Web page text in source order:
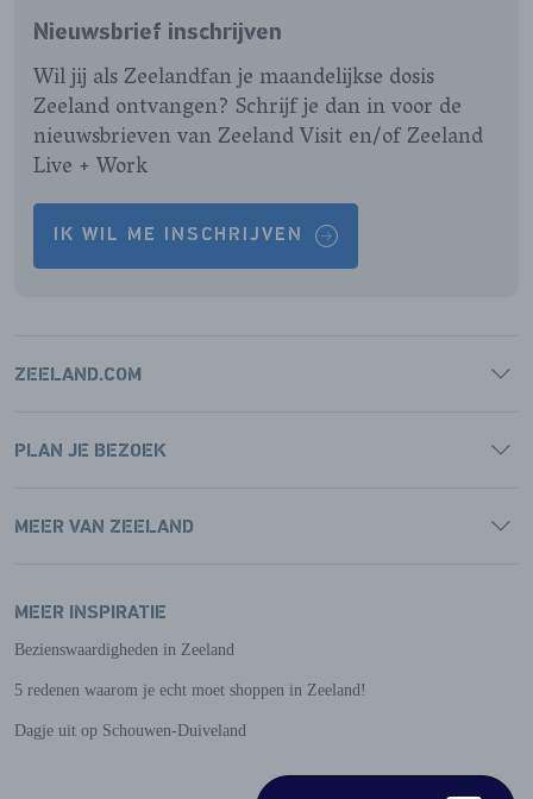
PAGINAPAGINAPAGINAPAGINA
Nieuwsbrief inschrijven
Wil jij als Zeelandfan je maandelijkse dosis
Zeeland ontvangen? Schrijf je dan in voor de
nieuwsbrieven van Zeeland Visit en/of Zeeland
Live + Work
IK WIL ME INSCHRIJVEN
ZEELAND.COM
PLAN JE BEZOEK
MEER VAN ZEELAND
MEER INSPIRATIE
Bezienswaardigheden in Zeeland
5 redenen waarom je echt moet shoppen in Zeeland!
Dagje uit op Schouwen-Duiveland